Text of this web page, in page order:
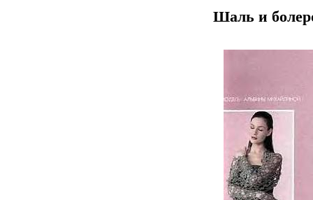
Шаль и